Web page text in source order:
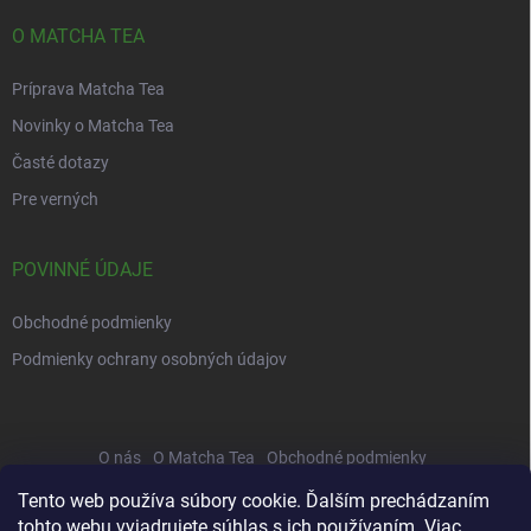
Tento web používa súbory cookie. Ďalším prechádzaním
O MATCHA TEA
Príprava Matcha Tea
Novinky o Matcha Tea
Časté dotazy
Pre verných
POVINNÉ ÚDAJE
Obchodné podmienky
Podmienky ochrany osobných údajov
O nás O Matcha Tea
Obchodné podmienky
Správa osobných údajov
Príprava Veľkoobchod
Recepty